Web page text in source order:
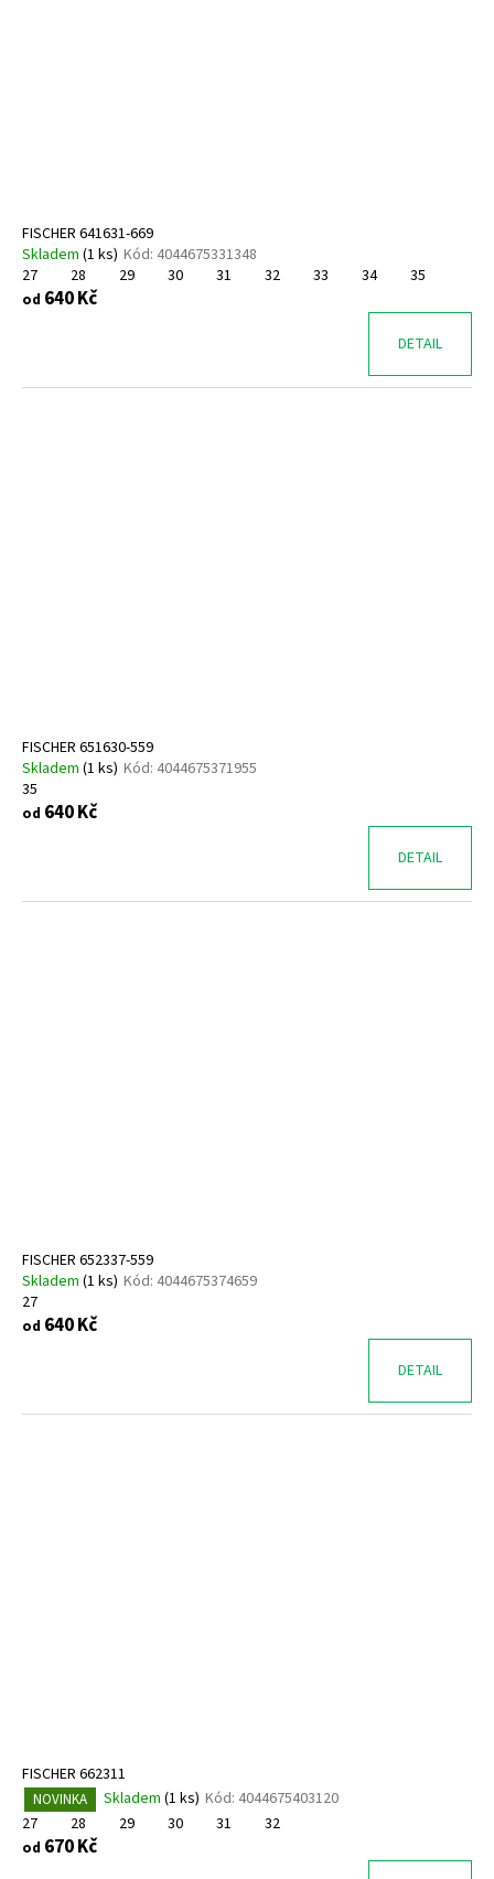
FISCHER 641631-669
Skladem (1 ks) Kód: 4044675331348
27
28 29 30 31 32 33 34 35
od 640 Kč
DETAIL
FISCHER 651630-559
Skladem (1 ks) Kód: 4044675371955
35
od 640 Kč
DETAIL
FISCHER 652337-559
Skladem (1 ks) Kód: 4044675374659
27
od 640 Kč
DETAIL
FISCHER 662311
NOVINKA Skladem (1 ks) Kód: 4044675403120
27
28 29 30 31 32
od 670 Kč